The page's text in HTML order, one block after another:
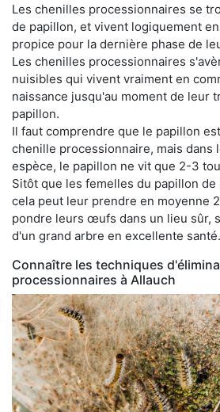
Les chenilles processionnaires se
de papillon, et vivent logiquement
propice pour la dernière phase de
Les chenilles processionnaires
nuisibles qui vivent vraiment en
naissance jusqu'au moment de leur
papillon.
Il faut comprendre que le papillon
chenille processionnaire, mais dans
espèce, le papillon ne vit que 2-3
Sitôt que les femelles du papillon
cela peut leur prendre en moyenne
pondre leurs œufs dans un lieu sûr,
d'un grand arbre en excellente santé.
Connaître les techniques
processionnaires à Allauch